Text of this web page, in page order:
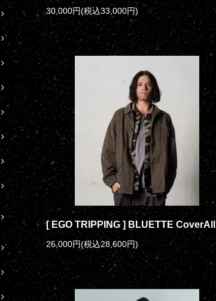
30,000円(税込33,000円)
[ EGO TRIPPING ] BLUETTE CoverAll
26,000円(税込28,600円)